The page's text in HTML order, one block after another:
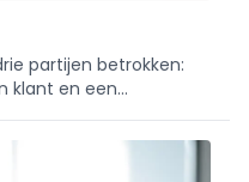
partijen betrokken:
klant en een
of